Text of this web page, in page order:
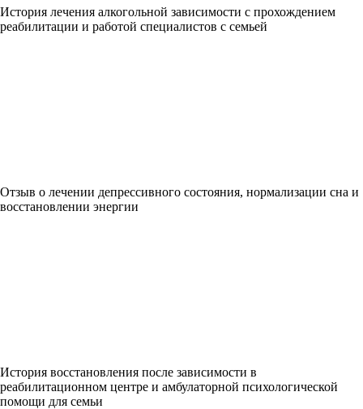
История лечения алкогольной зависимости с прохождением
реабилитации и работой специалистов с семьей
Отзыв о лечении депрессивного состояния, нормализации сна и
восстановлении энергии
История восстановления после зависимости в
реабилитационном центре и амбулаторной психологической
помощи для семьи